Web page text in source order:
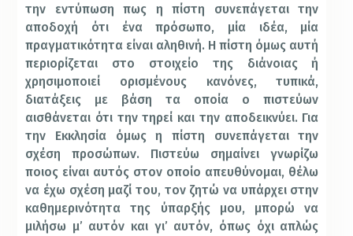
την εντύπωση πως η πίστη συνεπάγεται την
αποδοχή ότι ένα πρόσωπο, μία ιδέα, μία
πραγματικότητα είναι αληθινή. Η πίστη όμως αυτή
περιορίζεται στο στοιχείο της διάνοιας ή
χρησιμοποιεί ορισμένους κανόνες, τυπικά,
διατάξεις με βάση τα οποία ο πιστεύων
αισθάνεται ότι την τηρεί και την αποδεικνύει. Για
την Εκκλησία όμως η πίστη συνεπάγεται την
σχέση προσώπων. Πιστεύω σημαίνει γνωρίζω
ποιος είναι αυτός στον οποίο απευθύνομαι, θέλω
να έχω σχέση μαζί του, τον ζητώ να υπάρχει στην
καθημερινότητα της ύπαρξής μου, μπορώ να
μιλήσω μ’ αυτόν και γι’ αυτόν, όπως όχι απλώς